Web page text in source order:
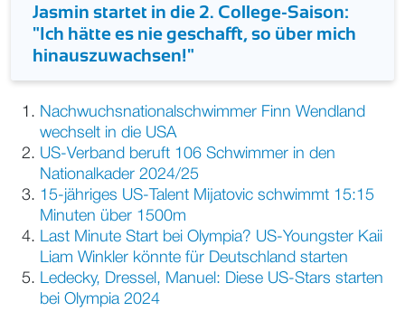
Jasmin startet in die 2. College-Saison:
"Ich hätte es nie geschafft, so über mich
hinauszuwachsen!"
Nachwuchsnationalschwimmer Finn Wendland
wechselt in die USA
US-Verband beruft 106 Schwimmer in den
Nationalkader 2024/25
15-jähriges US-Talent Mijatovic schwimmt 15:15
Minuten über 1500m
Last Minute Start bei Olympia? US-Youngster Kaii
Liam Winkler könnte für Deutschland starten
Ledecky, Dressel, Manuel: Diese US-Stars starten
bei Olympia 2024